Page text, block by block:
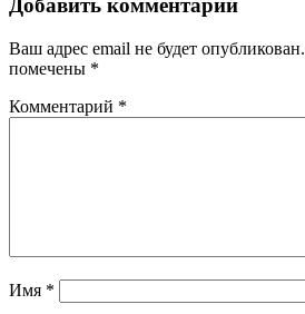
Добавить комментарий
Ваш адрес email не будет опубликован.
помечены *
Комментарий *
Имя *